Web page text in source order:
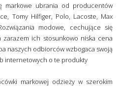
markowe ubrania od producentów
Tomy Hilfiger, Polo, Lacoste, Max
modowe, cechujące się
zarazem ich stosunkowo niska cena
naszych odbiorców wzbogaca swoją
internetowych o te produkty
markowej odzieży w szerokim